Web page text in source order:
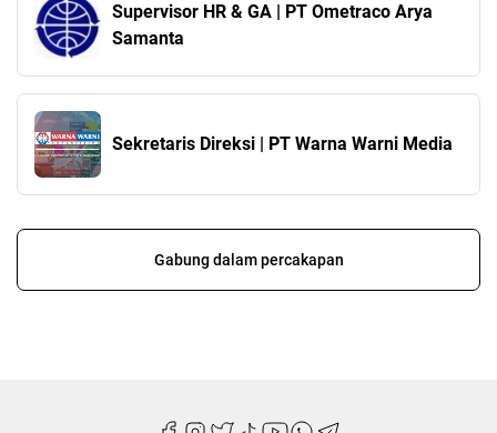
Supervisor HR & GA | PT Ometraco Arya
Samanta
Sekretaris Direksi | PT Warna Warni Media
Gabung dalam percakapan